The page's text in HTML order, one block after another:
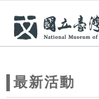
站最新活動